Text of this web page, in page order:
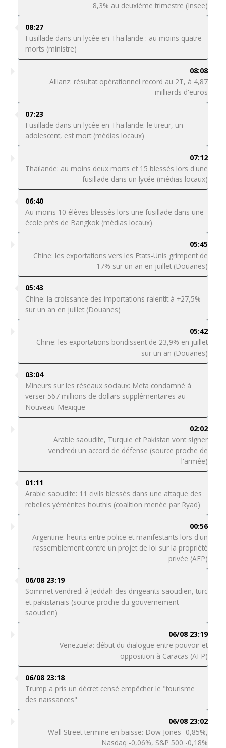
8,3% au deuxième trimestre (Insee)
08:27
Fusillade dans un lycée en Thaïlande : au moins quatre
morts (ministre)
08:08
Allianz: résultat opérationnel record au 2T, à 4,87
milliards d'euros
07:23
Fusillade dans un lycée en Thaïlande: le tireur, un
adolescent, est mort (médias locaux)
07:12
Thaïlande: au moins deux morts et 15 blessés lors d'une
fusillade dans un lycée (médias locaux)
06:40
Au moins 10 élèves blessés lors une fusillade dans une
école près de Bangkok (médias locaux)
05:45
Chine: les exportations vers les Etats-Unis grimpent de
17% sur un an en juillet (Douanes)
05:43
Chine: la croissance des importations ralentit à +27,5%
sur un an en juillet (Douanes)
05:42
Chine: les exportations bondissent de 23,9% en juillet
sur un an (Douanes)
03:04
Mineurs sur les réseaux sociaux: Meta condamné à
verser 567 millions de dollars supplémentaires au
Nouveau-Mexique
02:02
Arabie saoudite, Turquie et Pakistan vont signer
vendredi un accord de défense (source proche de
l'armée)
01:11
Arabie saoudite: 11 civils blessés dans une attaque des
rebelles yéménites houthis (coalition menée par Ryad)
00:56
Argentine: heurts entre police et manifestants lors d'un
rassemblement contre un projet de loi sur la propriété
privée (AFP)
06/08 23:19
Sommet vendredi à Jeddah des dirigeants saoudien, turc
et pakistanais (source proche du gouvernement
saoudien)
06/08 23:19
Venezuela: début du dialogue entre pouvoir et
opposition à Caracas (AFP)
06/08 23:18
Trump a pris un décret censé empêcher le "tourisme
des naissances"
06/08 23:02
Wall Street termine en baisse: Dow Jones -0,85%,
Nasdaq -0,06%, S&P 500 -0,18%